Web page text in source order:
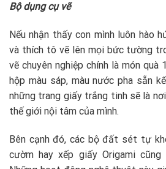
Bộ dụng cụ vẽ
Nếu nhận thấy con mình luôn hào
và thích tô vẽ lên mọi bức tường
vẽ chuyên nghiệp chính là món
hộp màu sáp, màu nước pha sẵn
những trang giấy trắng tinh sẽ là
thế giới nội tâm của mình.
Bên cạnh đó, các bộ đất sét tự
cườm hay xếp giấy Origami